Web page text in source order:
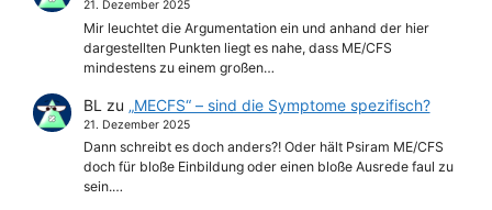
21. Dezember 2025
Mir leuchtet die Argumentation ein und anhand der hier
dargestellten Punkten liegt es nahe, dass ME/CFS
mindestens zu einem großen…
BL zu „MECFS“ – sind die Symptome spezifisch?
21. Dezember 2025
Dann schreibt es doch anders?! Oder hält Psiram ME/CFS
doch für bloße Einbildung oder einen bloße Ausrede faul zu
sein.…